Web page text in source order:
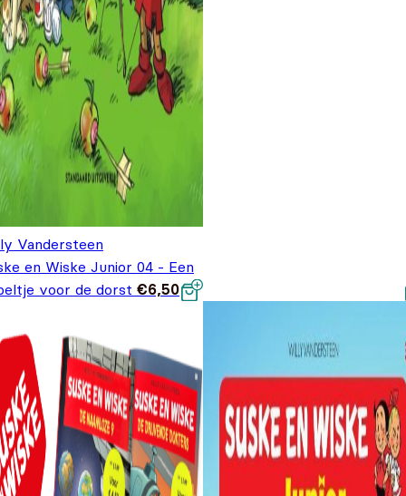
Vandersteen
en Wiske Junior 04 - Een
voor de dorst €6,50